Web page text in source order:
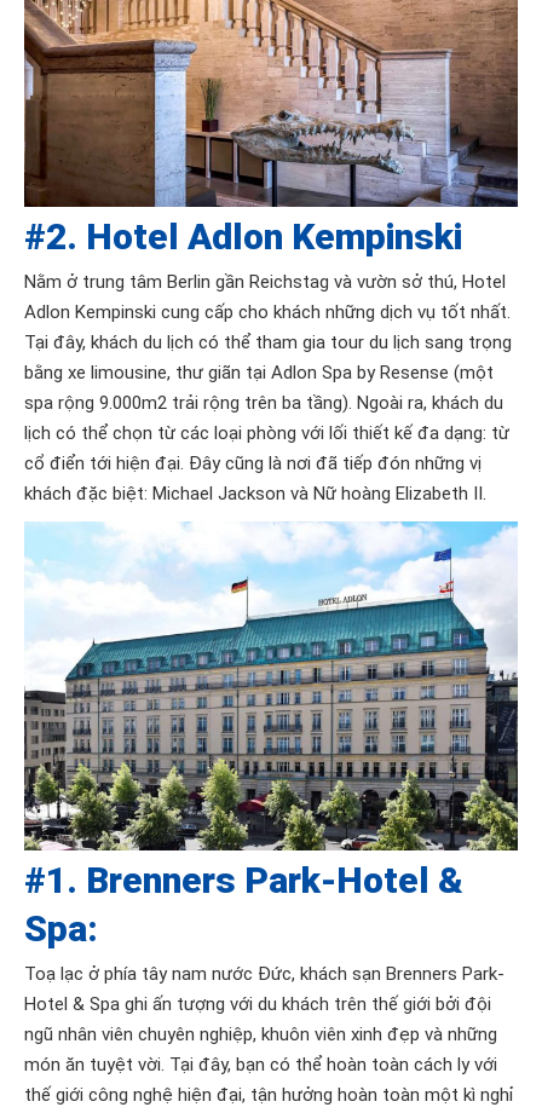
#2. Hotel Adlon Kempinski
Nằm ở trung tâm Berlin gần Reichstag và vườn sở thú, Hotel
Adlon Kempinski cung cấp cho khách những dịch vụ tốt nhất.
Tại đây, khách du lịch có thể tham gia tour du lịch sang trọng
bằng xe limousine, thư giãn tại Adlon Spa by Resense (một
spa rộng 9.000m2 trải rộng trên ba tầng). Ngoài ra, khách du
lịch có thể chọn từ các loại phòng với lối thiết kế đa dạng: từ
cổ điển tới hiện đại. Đây cũng là nơi đã tiếp đón những vị
khách đặc biệt: Michael Jackson và Nữ hoàng Elizabeth II.
#1. Brenners Park-Hotel &
Spa:
Toạ lạc ở phía tây nam nước Đức, khách sạn Brenners Park-
Hotel & Spa ghi ấn tượng với du khách trên thế giới bởi đội
ngũ nhân viên chuyên nghiệp, khuôn viên xinh đẹp và những
món ăn tuyệt vời. Tại đây, bạn có thể hoàn toàn cách ly với
thế giới công nghệ hiện đại, tận hưởng hoàn toàn một kì nghỉ